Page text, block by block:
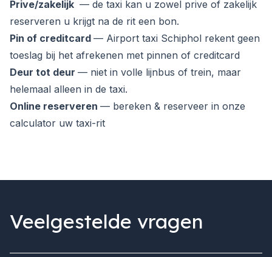
Prive/zakelijk — de taxi kan u zowel prive of zakelijk
reserveren u krijgt na de rit een bon.
Pin of creditcard — Airport taxi Schiphol rekent geen
toeslag bij het afrekenen met pinnen of creditcard
Deur tot deur — niet in volle lijnbus of trein, maar
helemaal alleen in de taxi.
Online reserveren — bereken & reserveer in onze
calculator uw taxi-rit
Veelgestelde vragen